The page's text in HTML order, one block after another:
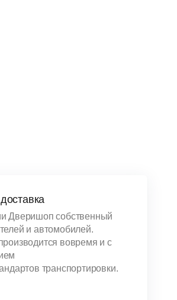
Дверишоп собственный
и автомобилей.
вовремя и с
транспортировки.